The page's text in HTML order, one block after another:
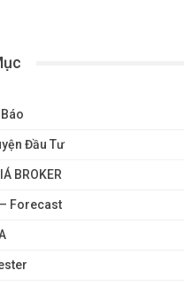
Đầu Tư
BROKER
Forecast